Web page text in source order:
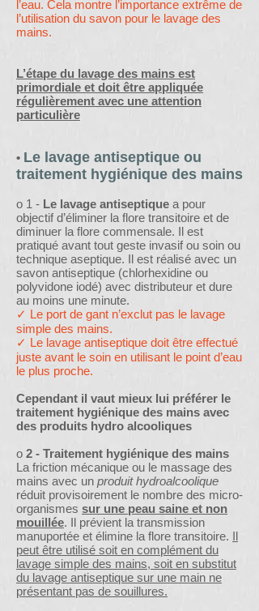
l’eau. Cela montre l’importance extrême de
l’utilisation du savon pour le lavage des
mains.
L’étape du lavage des mains est
primordiale et doit être appliquée
régulièrement avec une attention
particulière
• Le lavage antiseptique ou
traitement hygiénique des mains
o 1 - Le lavage antiseptique a pour
objectif d’éliminer la flore transitoire et de
diminuer la flore commensale. Il est
pratiqué avant tout geste invasif ou soin ou
technique aseptique. Il est réalisé avec un
savon antiseptique (chlorhexidine ou
polyvidone iodé) avec distributeur et dure
au moins une minute.
✓ Le port de gant n’exclut pas le lavage
simple des mains.
✓ Le lavage antiseptique doit être effectué
juste avant le soin en utilisant le point d’eau
le plus proche.
Cependant il vaut mieux lui préférer le
traitement hygiénique des mains avec
des produits hydro alcooliques
o 2 - Traitement hygiénique des mains
La friction mécanique ou le massage des
mains avec un produit hydroalcoolique
réduit provisoirement le nombre des micro-
organismes sur une peau saine et non
mouillée. Il prévient la transmission
manuportée et élimine la flore transitoire. Il
peut être utilisé soit en complément du
lavage simple des mains, soit en substitut
du lavage antiseptique sur une main ne
présentant pas de souillures.